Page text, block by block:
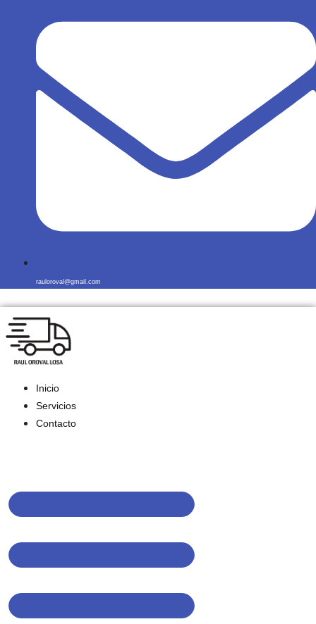
rauloroval@gmail.com
Inicio
Servicios
Contacto